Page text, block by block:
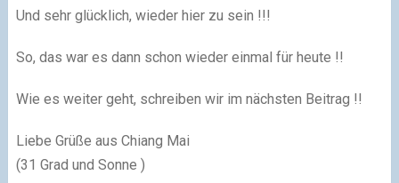
Und sehr glücklich, wieder hier zu sein !!!
So, das war es dann schon wieder einmal für heute !!
Wie es weiter geht, schreiben wir im nächsten Beitrag !!
Liebe Grüße aus Chiang Mai
(31 Grad und Sonne )